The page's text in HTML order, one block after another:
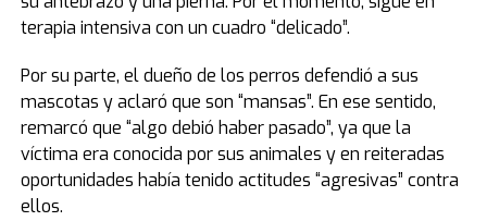
terapia intensiva con un cuadro “delicado”.
Por su parte, el dueño de los perros defendió a sus
mascotas y aclaró que son “mansas”. En ese sentido,
remarcó que “algo debió haber pasado”, ya que la
víctima era conocida por sus animales y en reiteradas
oportunidades había tenido actitudes “agresivas” contra
ellos.